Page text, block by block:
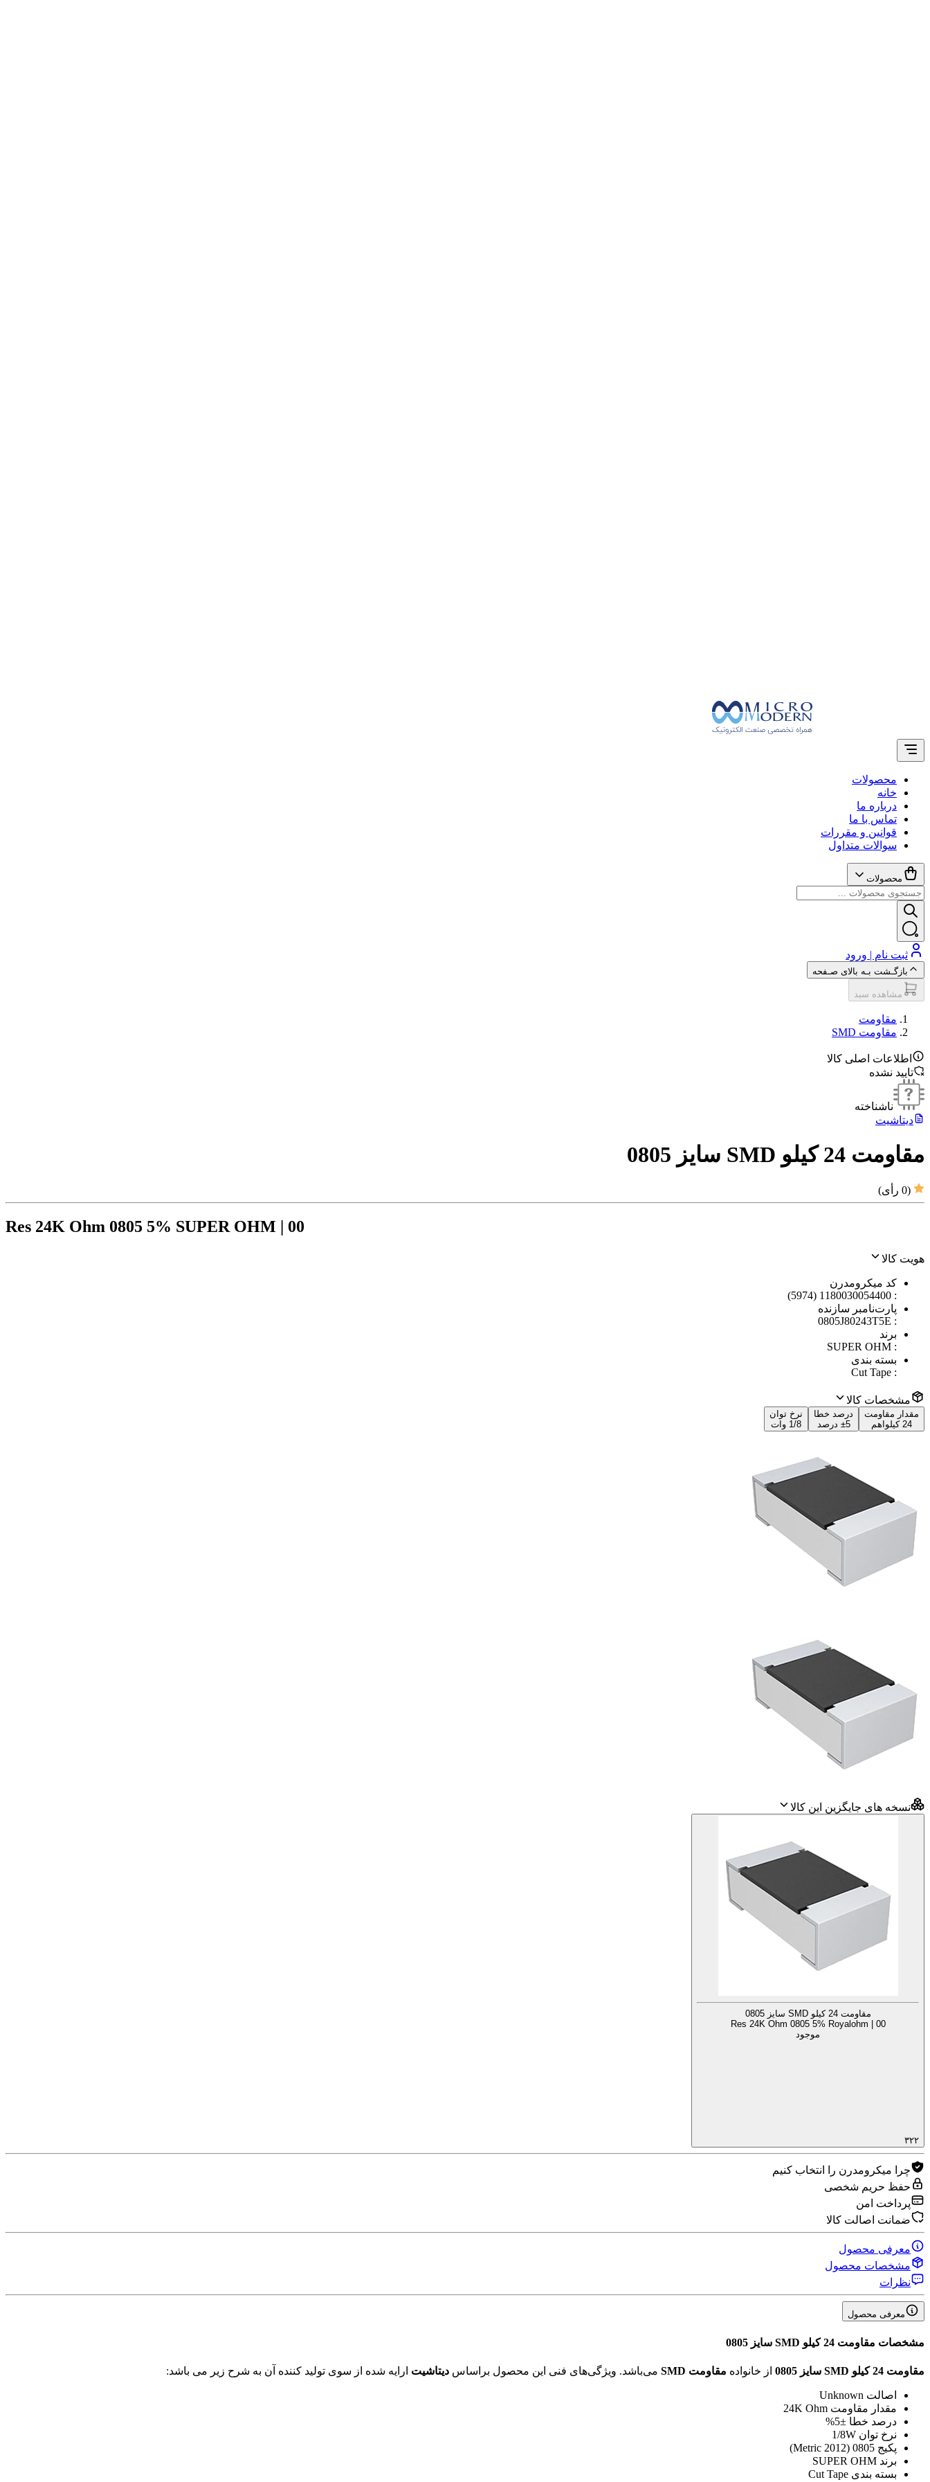
محصولات
خانه
درباره ما
تماس با ما
قوانین و مقررات
سوالات متداول
محصولات
ثبت نام | ورود
بازگـشت بـه بالای صـفحه
مشاهده سبد
مقاومت‌
مقاومت SMD
اطلاعات اصلی کالا
تایید نشده
ناشناخته
دیتاشیت
مقاومت 24 کیلو SMD سایز 0805
(
0 رأی)
Res 24K Ohm 0805 5% SUPER OHM | 00
هویت کالا
کد میکرومدرن
:
1180030054400 (5974)
پارت‌نامبر سازنده
:
0805J80243T5E
برند
:
SUPER OHM
بسته بندی
:
Cut Tape
مشخصات کالا
مقدار مقاومت
24 کیلواهم
درصد خطا
±5 درصد
نرخ توان
1/8 وات
نسخه های جایگزین این کالا
مقاومت 24 کیلو SMD سایز 0805
Res 24K Ohm 0805 5% Royalohm | 00
موجود
۳۲۲
چرا میکرومدرن را انتخاب کنیم
حفظ حریم شخصی
پرداخت امن
ضمانت اصالت کالا
معرفی محصول
مشخصات محصول
نظرات
معرفی محصول
مشخصات مقاومت 24 کیلو SMD سایز 0805
مقاومت 24 کیلو SMD سایز 0805 از خانواده مقاومت SMD می‌باشد. ویژگی‌های فنی این محصول براساس دیتاشیت ارایه شده از سوی تولید کننده آن به شرح زیر می باشد:
اصالت Unknown
مقدار مقاومت 24K Ohm
درصد خطا ±5%
نرخ توان 1/8W
پکیج 0805 (2012 Metric)
برند SUPER OHM
بسته بندی Cut Tape